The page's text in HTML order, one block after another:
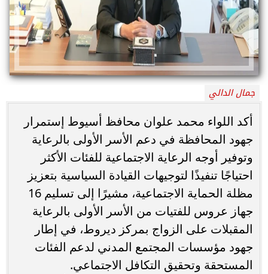
جمال الدالي
أكد اللواء محمد علوان محافظ أسيوط إستمرار
جهود المحافظة في دعم الأسر الأولى بالرعاية
وتوفير أوجه الرعاية الاجتماعية للفئات الأكثر
احتياجًا تنفيذًا لتوجيهات القيادة السياسية بتعزيز
مظلة الحماية الاجتماعية، مشيرًا إلى تسليم 16
جهاز عروس للفتيات من الأسر الأولى بالرعاية
المقبلات على الزواج بمركز ديروط، في إطار
جهود مؤسسات المجتمع المدني لدعم الفئات
المستحقة وتحقيق التكافل الاجتماعي.